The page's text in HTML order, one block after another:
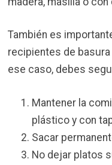
También es
recipientes de
ese caso, debes
Mantener la
plástico y con
Sacar
No dejar platos